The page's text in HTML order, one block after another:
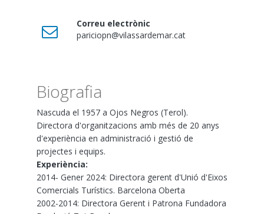
Correu electrònic
pariciopn@vilassardemar.cat
Biografia
Nascuda el 1957 a Ojos Negros (Terol).
Directora d'organitzacions amb més de 20 anys
d'experiència en administració i gestió de
projectes i equips.
Experiència:
2014- Gener 2024: Directora gerent d'Unió d'Eixos
Comercials Turístics. Barcelona Oberta
2002-2014: Directora Gerent i Patrona Fundadora